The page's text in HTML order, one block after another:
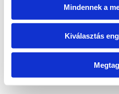
Mindennek a
Kiválasztás